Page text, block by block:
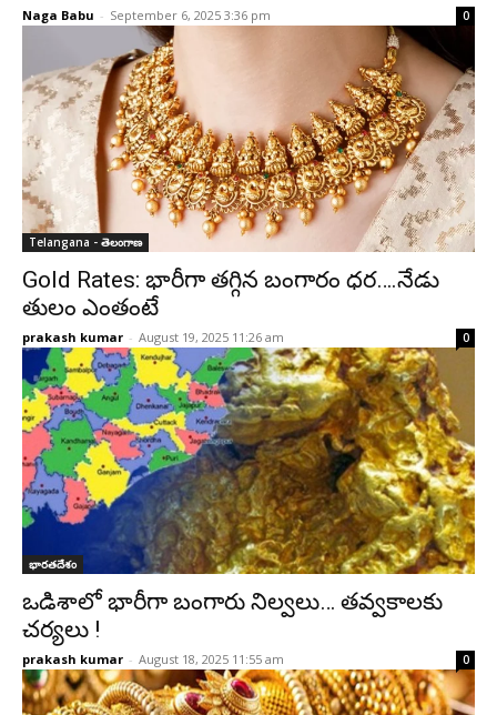
Naga Babu - September 6, 2025 3:36 pm 0
Telangana - తెలంగాణ
Gold Rates: భారీగా తగ్గిన బంగారం ధర….నేడు
తులం ఎంతంటే
prakash kumar - August 19, 2025 11:26 am 0
భారతదేశం
ఒడిశాలో భారీగా బంగారు నిల్వలు… తవ్వకాలకు
చర్యలు !
prakash kumar - August 18, 2025 11:55 am 0